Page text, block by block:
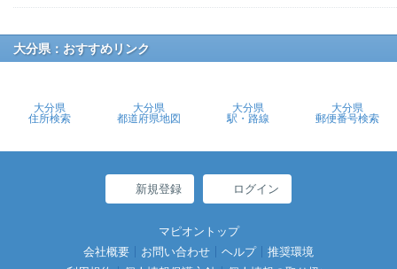
大分県：おすすめリンク
大分県
住所検索
大分県
都道府県地図
大分県
駅・路線
大分県
郵便番号検索
新規登録 ログイン
マピオントップ
会社概要
お問い合わせ ヘルプ
推奨環境